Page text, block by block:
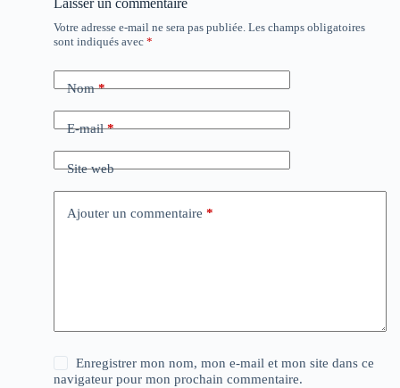
Laisser un commentaire
Votre adresse e-mail ne sera pas publiée. Les champs obligatoires
sont indiqués avec *
Nom*
E-mail*
Site web
Ajouter un commentaire *
Enregistrer mon nom, mon e-mail et mon site dans ce
navigateur pour mon prochain commentaire.